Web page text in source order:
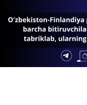
08.06.2024 4284